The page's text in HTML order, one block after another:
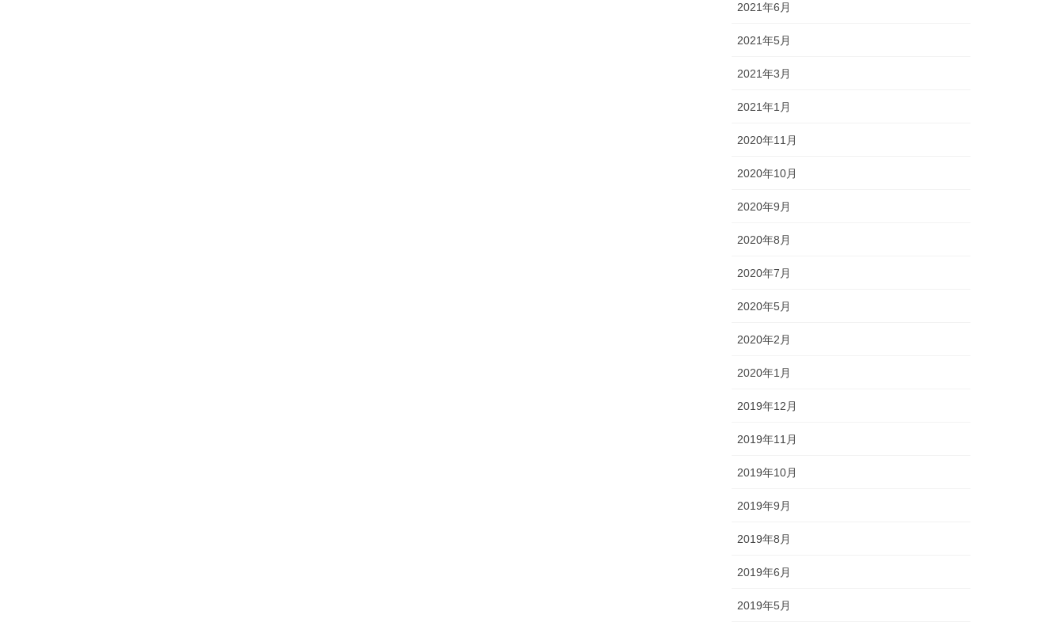
2021年6月
2021年5月
2021年3月
2021年1月
2020年11月
2020年10月
2020年9月
2020年8月
2020年7月
2020年5月
2020年2月
2020年1月
2019年12月
2019年11月
2019年10月
2019年9月
2019年8月
2019年6月
2019年5月